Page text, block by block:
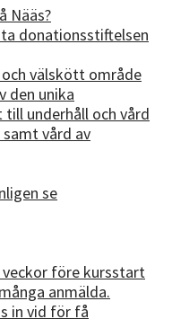
Nääs?
donationsstiftelsen
välskött område
den unika
underhåll och vård
samt vård av
se
före kursstart
anmälda.
in vid för få